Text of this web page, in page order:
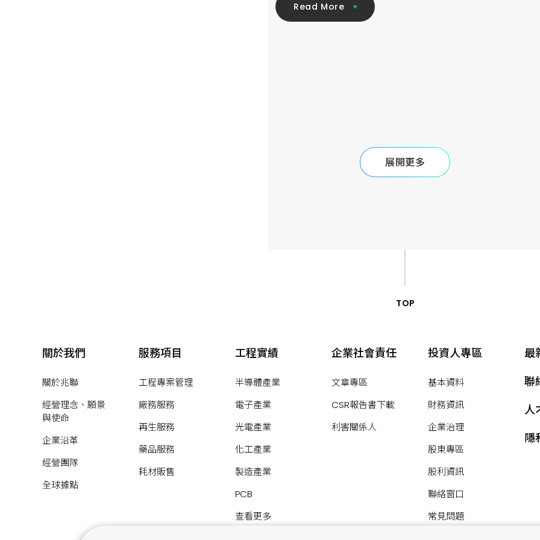
Read More
展開更多
TOP
關於我們
關於兆聯
經營理念、願景
與使命
企業沿革
經營團隊
全球據點
服務項目
工程專案管理
廠務服務
再生服務
藥品服務
耗材販售
工程實績
半導體產業
電子產業
光電產業
化工產業
製造產業
PCB
查看更多
企業社會責任
文章專區
CSR報告書下載
利害關係人
投資人專區
基本資料
財務資訊
企業治理
股東專區
股利資訊
聯絡窗口
常見問題
最
聯
人
隱